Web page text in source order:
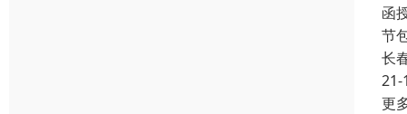
函
节
长
21-
更